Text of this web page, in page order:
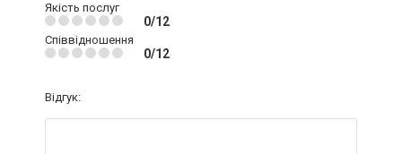
Якість послуг
0/12
Співвідношення
0/12
Відгук: